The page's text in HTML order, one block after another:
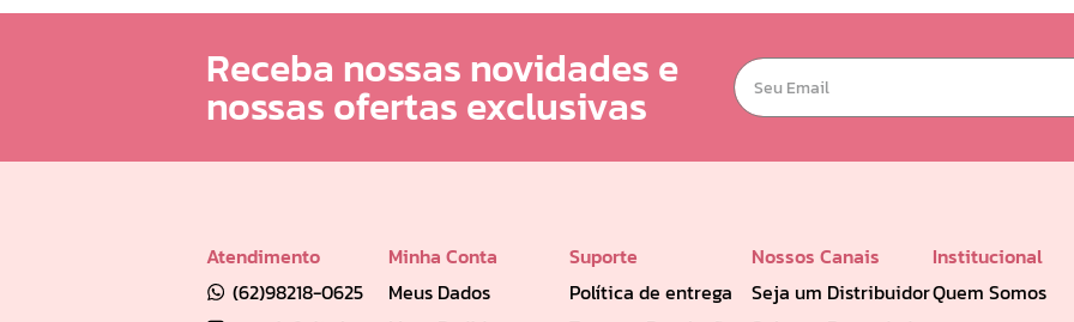
Receba nossas novidades e
nossas ofertas exclusivas
Atendimento
(62)98218-0625
Minha Conta
Meus Dados
Suporte
Política de entrega
Nossos Canais
Seja um Distribuidor
Institucional
Quem Somos